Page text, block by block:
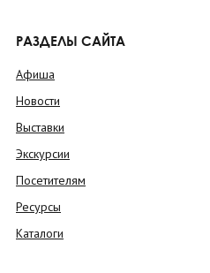
РАЗДЕЛЫ САЙТА
Афиша
Новости
Выставки
Экскурсии
Посетителям
Ресурсы
Каталоги